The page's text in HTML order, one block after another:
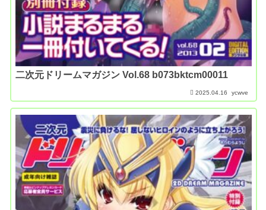
二次元ドリームマガジン Vol.68 b073bktcm00011
2025.04.16 ycwve